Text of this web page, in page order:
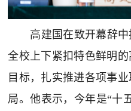
高建国在致开幕辞中
全校上下紧扣特色鲜明
目标，扎实推进各项事
局。他表示，今年是“十